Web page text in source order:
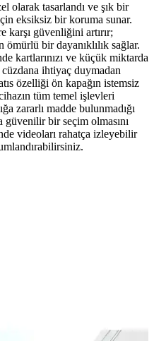
olarak tasarlandı ve şık bir
eksiksiz bir koruma sunar.
karşı güvenliğini artırır;
bir dayanıklılık sağlar.
kartlarınızı ve küçük miktarda
cüzdana ihtiyaç duymadan
özelliği ön kapağın istemsiz
tüm temel işlevleri
zararlı madde bulunmadığı
bir seçim olmasını
videoları rahatça izleyebilir